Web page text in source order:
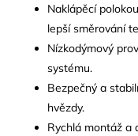
Naklápěcí
lepší směrování
Nízkodýmový
systému.
Bezpečný a
hvězdy.
Rychlá montáž a